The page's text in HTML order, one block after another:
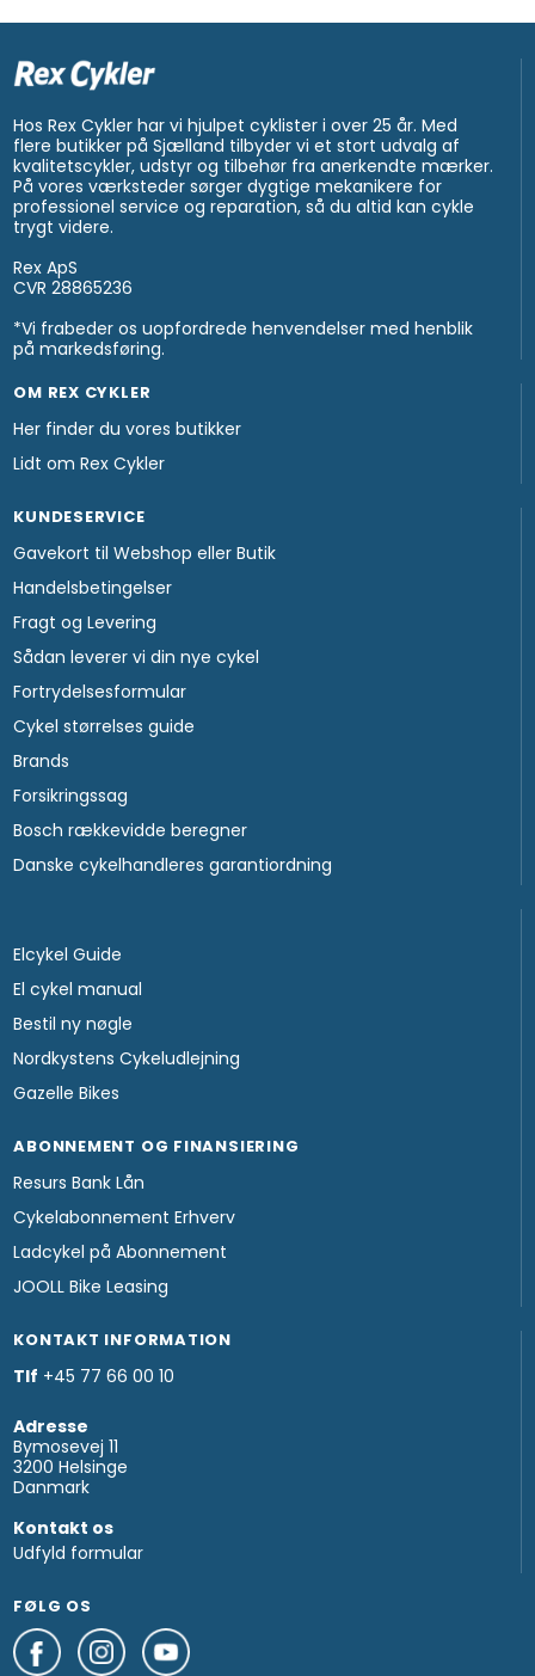
Hos Rex Cykler har vi hjulpet cyklister i over 25 år. Med
flere butikker på Sjælland tilbyder vi et stort udvalg af
kvalitetscykler, udstyr og tilbehør fra anerkendte mærker.
På vores værksteder sørger dygtige mekanikere for
professionel service og reparation, så du altid kan cykle
trygt videre.
Rex ApS
CVR 28865236
*Vi frabeder os uopfordrede henvendelser med henblik
på markedsføring.
OM REX CYKLER
Her finder du vores butikker
Lidt om Rex Cykler
KUNDESERVICE
Gavekort til Webshop eller Butik
Handelsbetingelser
Fragt og Levering
Sådan leverer vi din nye cykel
Fortrydelsesformular
Cykel størrelses guide
Brands
Forsikringssag
Bosch rækkevidde beregner
Danske cykelhandleres garantiordning
Elcykel Guide
El cykel manual
Bestil ny nøgle
Nordkystens Cykeludlejning
Gazelle Bikes
ABONNEMENT OG FINANSIERING
Resurs Bank Lån
Cykelabonnement Erhverv
Ladcykel på Abonnement
JOOLL Bike Leasing
KONTAKT INFORMATION
Tlf +45 77 66 00 10
Adresse
Bymosevej 11
3200 Helsinge
Danmark
Kontakt os
Udfyld formular
FØLG OS